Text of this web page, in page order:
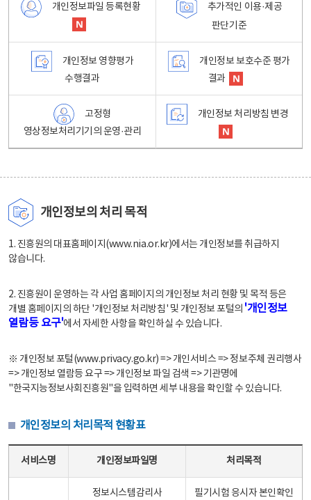
개인정보파일 등록현황
추가적인 이용·제공
판단기준
개인정보 영향평가
수행결과
개인정보 보호수준 평가
결과
고정형
영상정보처리기기의 운영·관리
개인정보 처리방침 변경
개인정보의 처리 목적
1. 진흥원의 대표홈페이지(www.nia.or.kr)에서는 개인정보를 취급하지
않습니다.
2. 진흥원이 운영하는 각 사업 홈페이지의 개인정보 처리 현황 및 목적 등은
개별 홈페이지의 하단 '개인정보 처리방침' 및 개인정보 포털의 '개인정보
열람등 요구'에서 자세한 사항을 확인하실 수 있습니다.
※ 개인정보 포털(www.privacy.go.kr) => 개인서비스 => 정보주체 권리행사
=> 개인정보 열람등 요구 => 개인정보 파일 검색 => 기관명에
"한국지능정보사회진흥원"을 입력하면 세부 내용을 확인할 수 있습니다.
개인정보의 처리목적 현황표
서비스명 개인정보파일명 처리목적
정보시스템감리사
필기시험 응시자 본인확인